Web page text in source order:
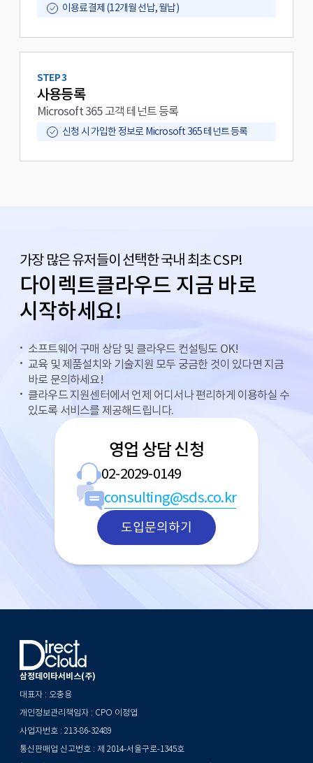
이용료결제 (12개월 선납, 월납)
STEP 3
사용등록
Microsoft 365 고객 테넌트 등록
신청 시 가입한 정보로 Microsoft 365 테넌트 등록
가장 많은 유저들이 선택한 국내 최초 CSP!
다이렉트클라우드 지금 바로
시작하세요!
소프트웨어 구매 상담 및 클라우드 컨설팅도 OK!
교육 및 제품설치와 기술지원 모두 궁금한 것이 있다면 지금
바로 문의하세요!
클라우드 지원센터에서 언제 어디서나 편리하게 이용하실 수
있도록 서비스를 제공해드립니다.
영업 상담 신청
02-2029-0149
consulting@sds.co.kr
도입문의하기
삼정데이타서비스(주)
대표자 : 오충용
개인정보관리책임자 : CPO 이정엽
사업자번호 : 213-86-32489
통신판매업 신고번호 : 제 2014-서울구로-1345호